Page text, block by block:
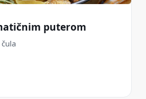
puterom